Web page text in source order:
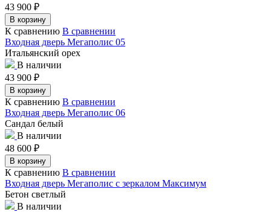
43 900 ₽
В корзину
К сравнению В сравнении
Входная дверь Мегаполис 05
Итальянский орех
В наличии
43 900 ₽
В корзину
К сравнению В сравнении
Входная дверь Мегаполис 06
Сандал белый
В наличии
48 600 ₽
В корзину
К сравнению В сравнении
Входная дверь Мегаполис с зеркалом Максимум
Бетон светлый
В наличии